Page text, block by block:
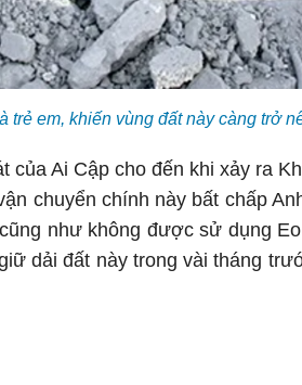
trẻ em, khiến vùng đất này càng trở
Ai Cập cho đến khi xảy ra
chuyển chính này bất chấp
như không được sử dụng
dải đất này trong vài tháng